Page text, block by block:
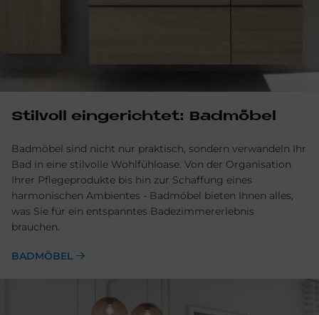
Stil­voll ein­ge­rich­tet: Bad­mö­bel
Badmöbel sind nicht nur praktisch, sondern verwandeln Ihr
Bad in eine stilvolle Wohlfühl­oase. Von der Organisation
Ihrer Pflege­produkte bis hin zur Schaf­fung eines
harmonischen Ambientes - Bad­möbel bieten Ihnen alles,
was Sie für ein ent­spanntes Badezimm­ererlebnis
brauchen.
BADMÖBEL